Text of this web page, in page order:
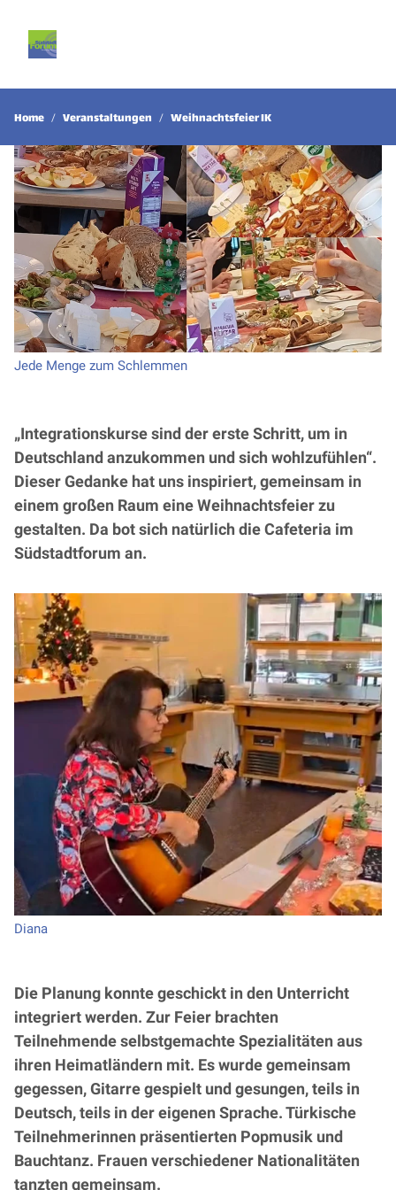
Home Veranstaltungen Weihnachtsfeier IK
Jede Menge zum Schlemmen
„Integrationskurse sind der erste Schritt, um in
Deutschland anzukommen und sich wohlzufühlen“.
Dieser Gedanke hat uns inspiriert, gemeinsam in
einem großen Raum eine Weihnachtsfeier zu
gestalten. Da bot sich natürlich die Cafeteria im
Südstadtforum an.
Diana
Die Planung konnte geschickt in den Unterricht
integriert werden. Zur Feier brachten
Teilnehmende selbstgemachte Spezialitäten aus
ihren Heimatländern mit. Es wurde gemeinsam
gegessen, Gitarre gespielt und gesungen, teils in
Deutsch, teils in der eigenen Sprache. Türkische
Teilnehmerinnen präsentierten Popmusik und
Bauchtanz. Frauen verschiedener Nationalitäten
tanzten gemeinsam.